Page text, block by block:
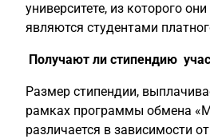
университете, из которого
являются студентами
Получают ли стипендию
Размер стипендии,
рамках программы обмена
различается в зависимости